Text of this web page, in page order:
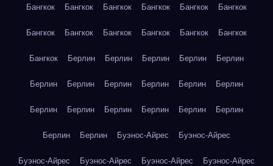
Бангкок Бангкок Бангкок Бангкок Бангкок Бангкок
Бангкок Бангкок Бангкок Бангкок Бангкок Бангкок
Бангкок Берлин Берлин Берлин Берлин Берлин
Берлин Берлин Берлин Берлин Берлин Берлин
Берлин Берлин Берлин Берлин Берлин Берлин
Берлин Берлин Буэнос-Айрес Буэнос-Айрес
Буэнос-Айрес Буэнос-Айрес Буэнос-Айрес Буэнос-Айрес